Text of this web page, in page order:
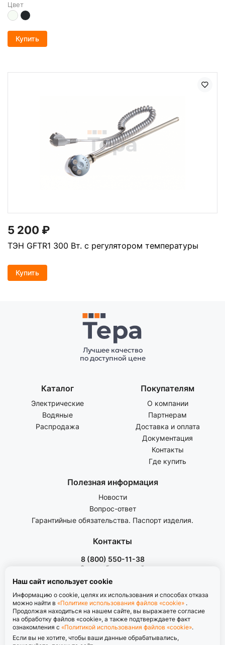
Цвет
Купить
5 200 ₽
ТЭН GFTR1 300 Вт. с регулятором температуры
Купить
Лучшее качество
по доступной цене
Каталог
Электрические
Водяные
Распродажа
Покупателям
О компании
Партнерам
Доставка и оплата
Документация
Контакты
Где купить
Полезная информация
Новости
Вопрос-ответ
Гарантийные обязательства. Паспорт изделия.
Контакты
8 (800) 550-11-38
Звонок бесплатный
пн-пт с 8.00 до 17.00
Политика обработки персональных данных
Наш сайт использует cookie
Информацию о cookie, целях их использования и способах отказа
можно найти в «Политике использования файлов «cookie» .
Продолжая находиться на нашем сайте, вы выражаете согласие
на обработку файлов «cookie», а также подтверждаете факт
ознакомления с «Политикой использования файлов «cookie».
Если вы не хотите, чтобы ваши данные обрабатывались,